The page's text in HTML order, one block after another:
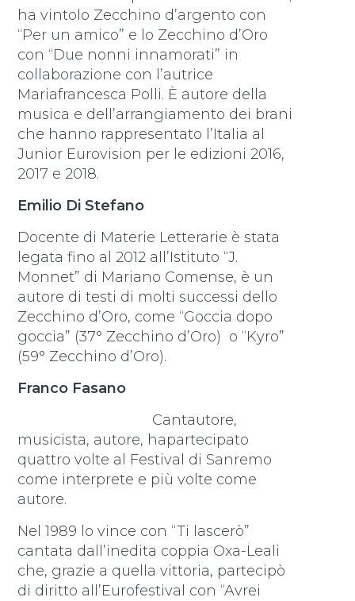
ha vintolo Zecchino d’argento con
“Per un amico” e lo Zecchino d’Oro
con “Due nonni innamorati” in
collaborazione con l’autrice
Mariafrancesca Polli. È autore della
musica e dell’arrangiamento dei brani
che hanno rappresentato l’Italia al
Junior Eurovision per le edizioni 2016,
2017 e 2018.
Emilio Di Stefano
Docente di Materie Letterarie è stata
legata fino al 2012 all’Istituto “J.
Monnet” di Mariano Comense, è un
autore di testi di molti successi dello
Zecchino d’Oro, come “Goccia dopo
goccia” (37° Zecchino d’Oro) o “Kyro”
(59° Zecchino d’Oro).
Franco Fasano
Cantautore,
musicista, autore, hapartecipato
quattro volte al Festival di Sanremo
come interprete e più volte come
autore.
Nel 1989 lo vince con “Ti lascerò”
cantata dall’inedita coppia Oxa-Leali
che, grazie a quella vittoria, partecipò
di diritto all’Eurofestival con “Avrei